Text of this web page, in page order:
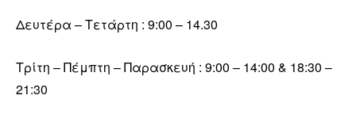
Δευτέρα – Τετάρτη : 9:00 – 14.30
Τρίτη – Πέμπτη – Παρασκευή : 9:00 – 14:00 & 18:30 –
21:30